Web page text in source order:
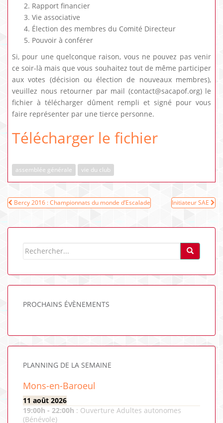
Rapport financier
Vie associative
Élection des membres du Comité Directeur
Pouvoir à conférer
Si, pour une quelconque raison, vous ne pouvez pas venir
ce soir-là mais que vous souhaitez tout de même participer
aux votes (décision ou élection de nouveaux membres),
veuillez nous retourner par mail (contact@sacapof.org) le
fichier à télécharger dûment rempli et signé pour vous
faire représenter par une tierce personne.
Télécharger le fichier
assemblée générale vie du club
Navigation
de
l’article
Bercy 2016 : Championnats du monde d’Escalade Initiateur SAE
PROCHAINS ÉVÈNEMENTS
PLANNING DE LA SEMAINE
Mons-en-Baroeul
11 août 2026
19:00h - 22:00h : Ouverture Adultes autonomes
(Bénévole)